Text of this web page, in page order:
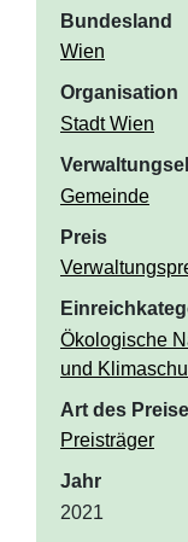
Bundesland
Wien
Organisation
Stadt Wien
Gemeinde
Preis
Ökologische
und
Art des
Preisträger
Jahr
2021